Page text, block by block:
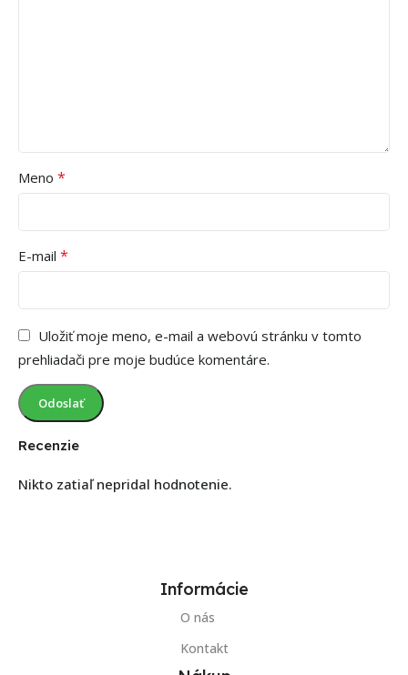
Recenzie
Nikto zatiaľ nepridal hodnotenie.
Meno *
E-mail *
Uložiť moje meno, e-mail a webovú stránku v tomto
prehliadači pre moje budúce komentáre.
Informácie
O nás
Kontakt